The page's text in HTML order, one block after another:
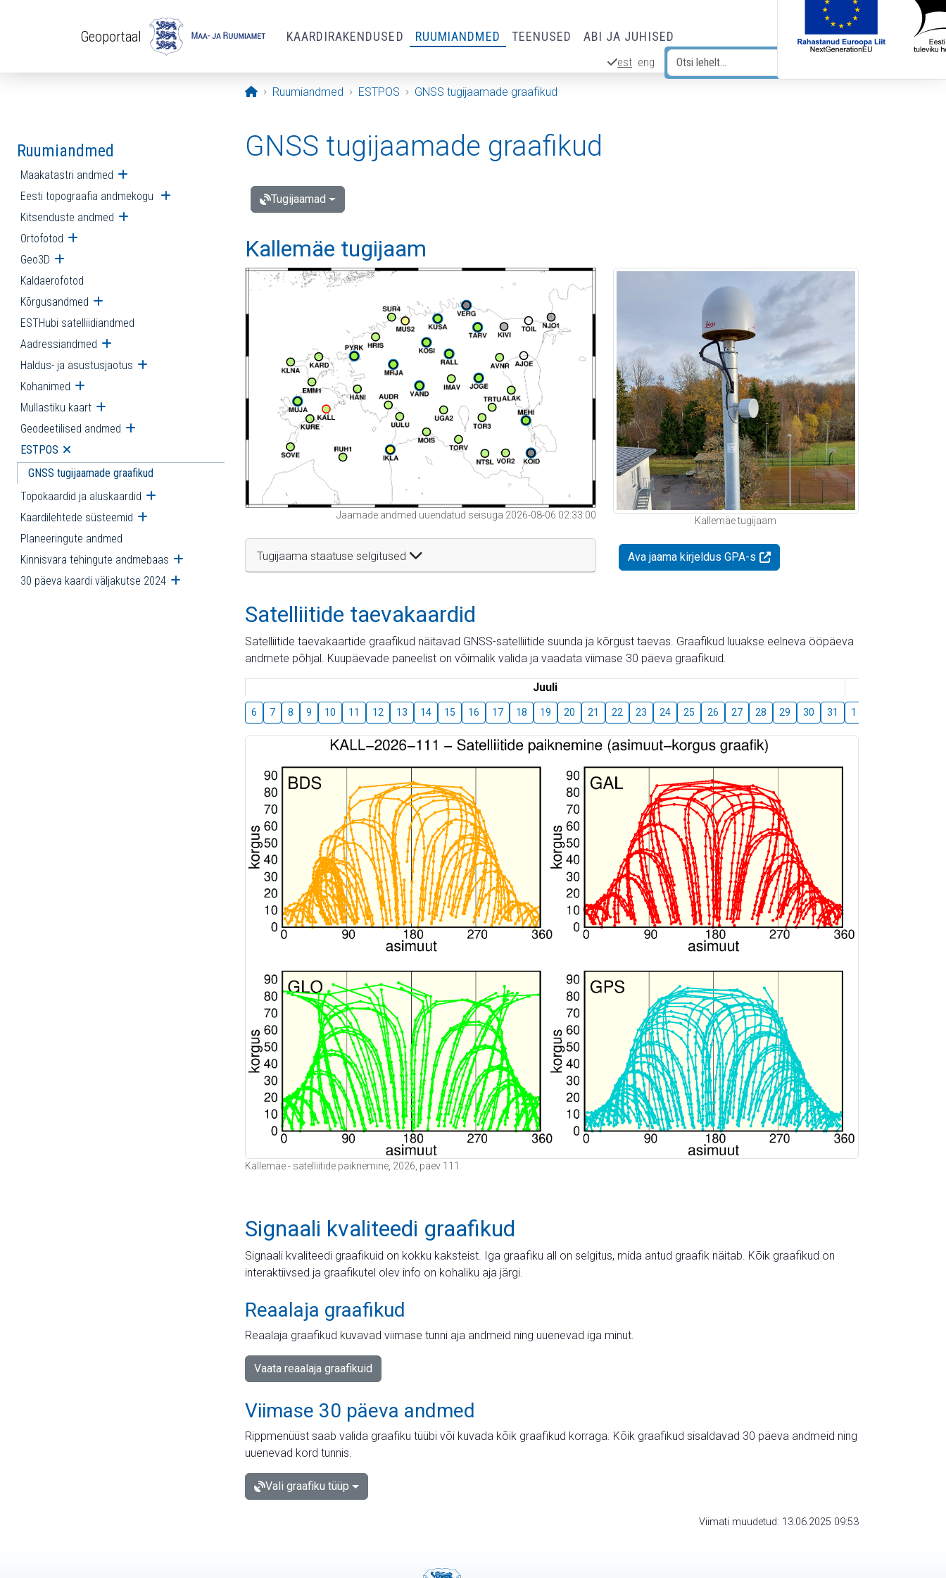
Geoportaal KAARDIRAKENDUSED RUUMIANDMED TEENUSED ABI JA JUHISED
est eng
Avaleht
Ruumiandmed ESTPOS GNSS tugijaamade graafikud
Ruumiandmed
Maakatastri andmed Ava alammenüü
Eesti topograafia andmekogu Ava alammenüü
Kitsenduste andmed Ava alammenüü
Ortofotod Ava alammenüü
Geo3D Ava alammenüü
Kaldaerofotod
Kõrgusandmed Ava alammenüü
ESTHubi satelliidiandmed
Aadressiandmed Ava alammenüü
Haldus- ja asustusjaotus Ava alammenüü
Kohanimed Ava alammenüü
Mullastiku kaart Ava alammenüü
Geodeetilised andmed Ava alammenüü
ESTPOS Ava alammenüü
GNSS tugijaamade graafikud
Topokaardid ja aluskaardid Ava alammenüü
Kaardilehtede süsteemid Ava alammenüü
Planeeringute andmed
Kinnisvara tehingute andmebaas Ava alammenüü
30 päeva kaardi väljakutse 2024 Ava alammenüü
GNSS tugijaamade graafikud
Tugijaamad
Kallemäe tugijaam
Jaamade andmed uuendatud seisuga 2026-08-06 02:33:00
Tugijaama staatuse selgitused
Kallemäe tugijaam
Ava jaama kirjeldus GPA-s
Satelliitide taevakaardid
Satelliitide taevakaartide graafikud näitavad GNSS-satelliitide suunda ja kõrgust taevas. Graafikud luuakse eelneva ööpäeva
andmete põhjal. Kuupäevade paneelist on võimalik valida ja vaadata viimase 30 päeva graafikuid.
Juuli
6 7 8 9 10 11 12 13 14 15 16 17 18 19 20 21 22 23 24 25 26 27 28 29 30 31 1
Kallemäe - satelliitide paiknemine, 2026, päev 111
Signaali kvaliteedi graafikud
Signaali kvaliteedi graafikuid on kokku kaksteist. Iga graafiku all on selgitus, mida antud graafik näitab. Kõik graafikud on
interaktiivsed ja graafikutel olev info on kohaliku aja järgi.
Reaalaja graafikud
Reaalaja graafikud kuvavad viimase tunni aja andmeid ning uuenevad iga minut.
Vaata reaalaja graafikuid
Viimase 30 päeva andmed
Rippmenüüst saab valida graafiku tüübi või kuvada kõik graafikud korraga. Kõik graafikud sisaldavad 30 päeva andmeid ning
uuenevad kord tunnis.
Vali graafiku tüüp
Viimati muudetud: 13.06.2025 09:53